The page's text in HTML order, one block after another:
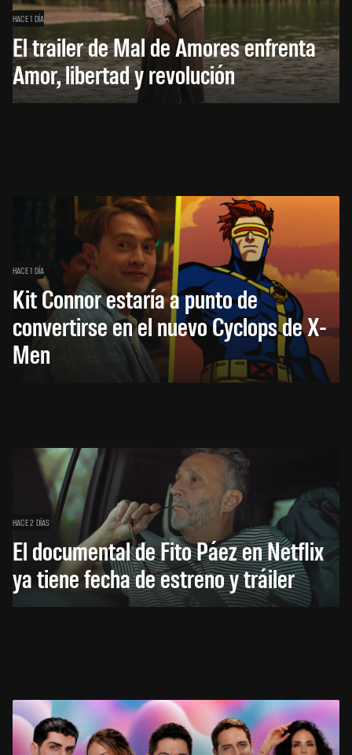
HACE 1 DÍA
El trailer de Mal de Amores enfrenta
Amor, libertad y revolución
HACE 1 DÍA
Kit Connor estaría a punto de
convertirse en el nuevo Cyclops de X-
Men
HACE 2 DÍAS
El documental de Fito Páez en Netflix
ya tiene fecha de estreno y tráiler